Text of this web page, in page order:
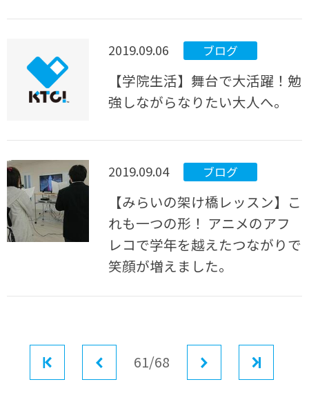
2019.09.06 ブログ
【学院生活】舞台で大活躍！勉
強しながらなりたい大人へ。
2019.09.04 ブログ
【みらいの架け橋レッスン】こ
れも一つの形！ アニメのアフ
レコで学年を越えたつながりで
笑顔が増えました。
前へ61/68